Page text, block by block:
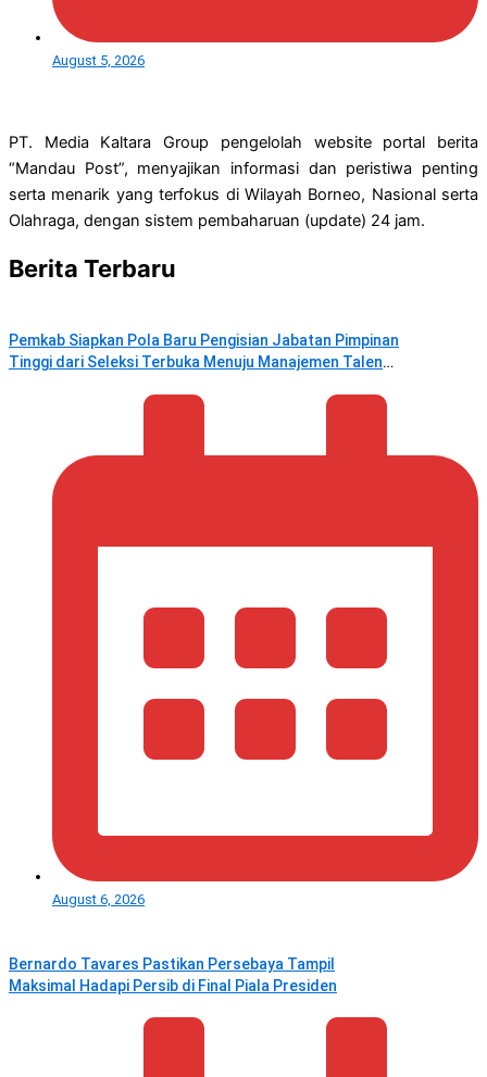
August 5, 2026
PT. Media Kaltara Group pengelolah website portal berita
“Mandau Post”, menyajikan informasi dan peristiwa penting
serta menarik yang terfokus di Wilayah Borneo, Nasional serta
Olahraga, dengan sistem pembaharuan (update) 24 jam.
Berita Terbaru
Pemkab Siapkan Pola Baru Pengisian Jabatan Pimpinan
Tinggi dari Seleksi Terbuka Menuju Manajemen Talenta
August 6, 2026
Bernardo Tavares Pastikan Persebaya Tampil
Maksimal Hadapi Persib di Final Piala Presiden